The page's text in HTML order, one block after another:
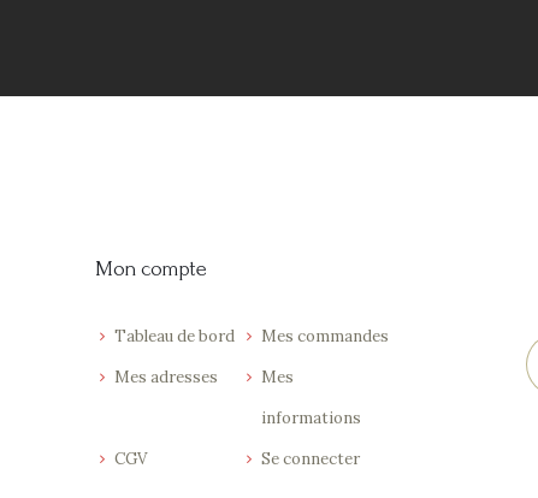
Mon compte
Tableau de bord
Mes commandes
Mes adresses
Mes
informations
CGV
Se connecter